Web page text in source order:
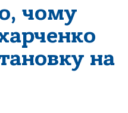
чому
на